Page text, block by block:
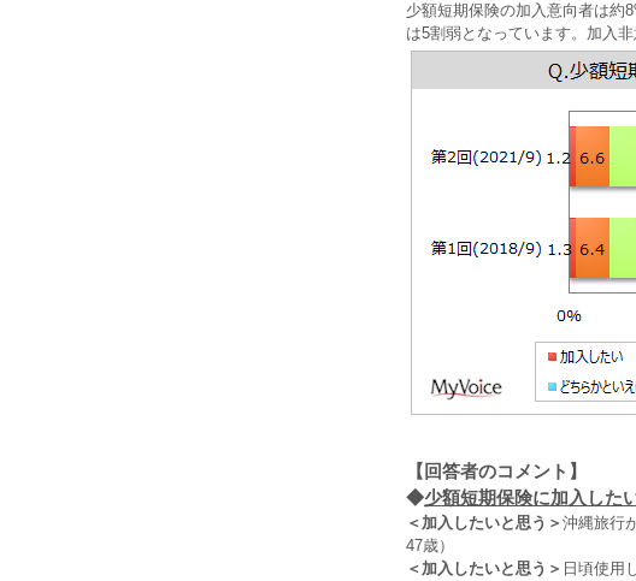
少額短期保険の加入意向者は約
は5割弱となっています。加入非
【回答者のコメント】
◆少額短期保険に加入した
＜加入したいと思う＞ 沖縄旅行
47歳）
＜加入したいと思う＞ 日頃使用